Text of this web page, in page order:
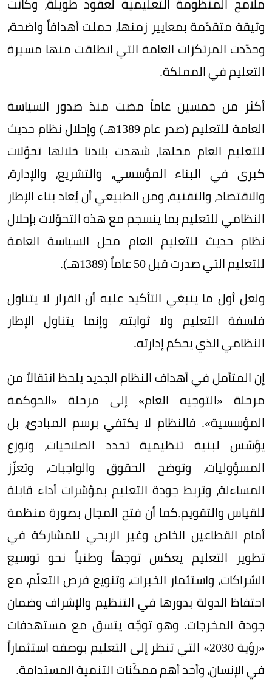
وثيقة متقدّمة بمعايير زمنها، حملت أهدافاً واضحة،
وحدّدت المرتكزات العامة التي انطلقت منها مسيرة
التعليم في المملكة.
أكثر من خمسين عاماً مضت منذ صدور السياسة
العامة للتعليم (صدر عام 1389هـ) وإحلال نظام حديث
للتعليم العام محلها، شهدت بلادنا خلالها تحوّلات
كبرى في البناء المؤسسي، والتشريع، والإدارة،
والاقتصاد، والتقنية، ومن الطبيعي أن يُعاد بناء الإطار
النظامي للتعليم بما ينسجم مع هذه التحوّلات بإحلال
نظام حديث للتعليم العام محل السياسة العامة
للتعليم التي صدرت قبل 50 عاماً (1389هـ).
ولعل أول ما ينبغي التأكيد عليه أن القرار لا يتناول
فلسفة التعليم ولا ثوابته، وإنما يتناول الإطار
النظامي الذي يحكم إدارته.
إن المتأمل في أهداف النظام الجديد يلحظ انتقالاً من
مرحلة «التوجيه العام» إلى مرحلة «الحوكمة
المؤسسية». فالنظام لا يكتفي برسم المبادئ، بل
يؤسّس لبنية تنظيمية تحدد الصلاحيات، وتوزع
المسؤوليات، وتوضح الحقوق والواجبات، وتعزّز
المساءلة، وتربط جودة التعليم بمؤشرات أداء قابلة
للقياس والتقويم.كما أن فتح المجال بصورة منظمة
أمام القطاعين الخاص وغير الربحي للمشاركة في
تطوير التعليم يعكس توجهاً وطنياً نحو توسيع
الشراكات، واستثمار الخبرات، وتنويع فرص التعلّم، مع
احتفاظ الدولة بدورها في التنظيم والإشراف وضمان
جودة المخرجات. وهو توجّه يتسق مع مستهدفات
«رؤية 2030» التي تنظر إلى التعليم بوصفه استثماراً
في الإنسان، وأحد أهم ممكّنات التنمية المستدامة.